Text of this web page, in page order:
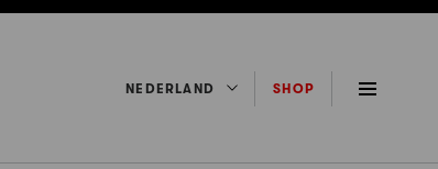
NEDERLAND SHOP